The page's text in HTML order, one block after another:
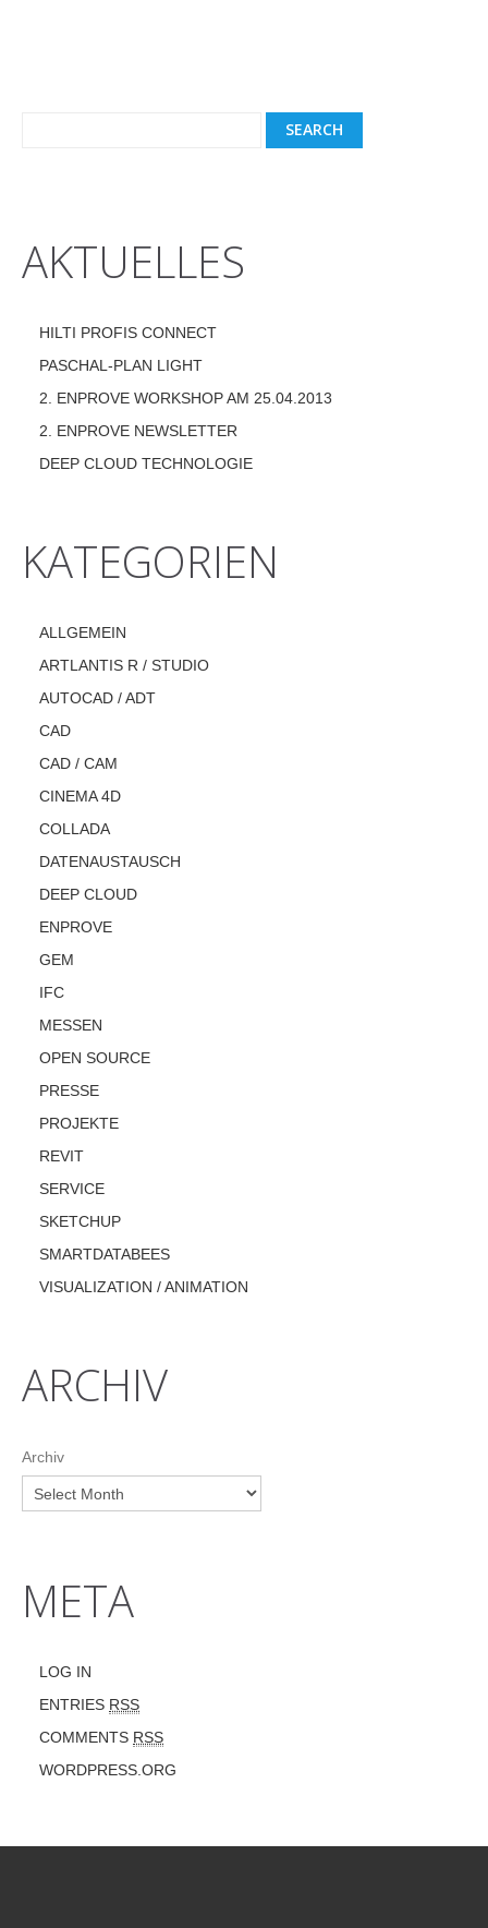
AKTUELLES
HILTI PROFIS CONNECT
PASCHAL-PLAN LIGHT
2. ENPROVE WORKSHOP AM 25.04.2013
2. ENPROVE NEWSLETTER
DEEP CLOUD TECHNOLOGIE
KATEGORIEN
ALLGEMEIN
ARTLANTIS R / STUDIO
AUTOCAD / ADT
CAD
CAD / CAM
CINEMA 4D
COLLADA
DATENAUSTAUSCH
DEEP CLOUD
ENPROVE
GEM
IFC
MESSEN
OPEN SOURCE
PRESSE
PROJEKTE
REVIT
SERVICE
SKETCHUP
SMARTDATABEES
VISUALIZATION / ANIMATION
ARCHIV
Archiv
META
LOG IN
ENTRIES RSS
COMMENTS RSS
WORDPRESS.ORG